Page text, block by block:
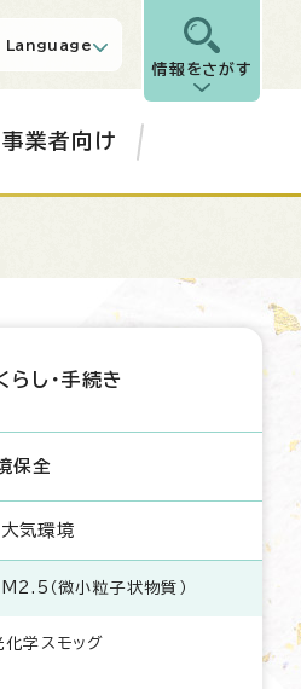
Language
情報をさがす
事業者向け
らし・手続き
保全
大気環境
（微小粒子状物質）
化学スモッグ